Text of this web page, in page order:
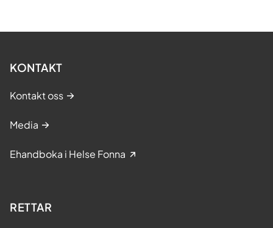
KONTAKT
Kontakt oss
Media
Ehandboka i Helse Fonna
RETTAR